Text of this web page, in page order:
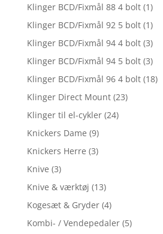
Klinger BCD/Fixmål 88 4 bolt (1)
Klinger BCD/Fixmål 92 5 bolt (1)
Klinger BCD/Fixmål 94 4 bolt (3)
Klinger BCD/Fixmål 94 5 bolt (3)
Klinger BCD/Fixmål 96 4 bolt (18)
Klinger Direct Mount (23)
Klinger til el-cykler (24)
Knickers Dame (9)
Knickers Herre (3)
Knive (3)
Knive & værktøj (13)
Kogesæt & Gryder (4)
Kombi- / Vendepedaler (5)